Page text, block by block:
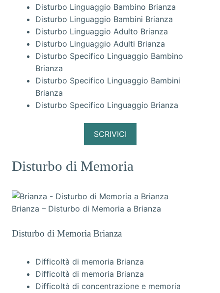
Disturbo Linguaggio Bambino Brianza
Disturbo Linguaggio Bambini Brianza
Disturbo Linguaggio Adulto Brianza
Disturbo Linguaggio Adulti Brianza
Disturbo Specifico Linguaggio Bambino
Brianza
Disturbo Specifico Linguaggio Bambini
Brianza
Disturbo Specifico Linguaggio Brianza
SCRIVICI
Disturbo di Memoria
Brianza – Disturbo di Memoria a Brianza
Disturbo di Memoria Brianza
Difficoltà di memoria Brianza
Difficoltà di memoria Brianza
Difficoltà di concentrazione e memoria